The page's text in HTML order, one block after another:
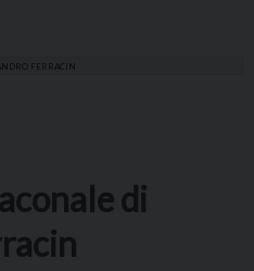
FERRACIN
di